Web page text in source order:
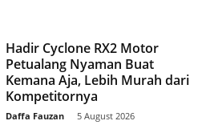
Hadir Cyclone RX2 Motor
Petualang Nyaman Buat
Kemana Aja, Lebih Murah dari
Kompetitornya
Daffa Fauzan 5 August 2026